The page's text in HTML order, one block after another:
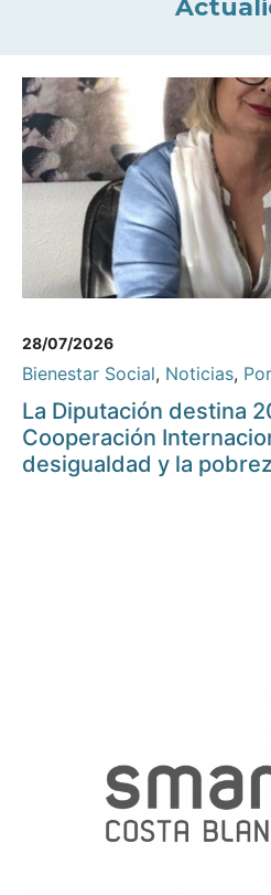
28/07/2026
Bienestar Social, Noticias,
La Diputación destina
Cooperación
desigualdad y la